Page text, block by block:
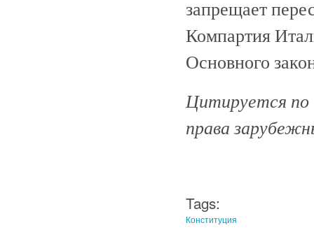
запрещает
Компартия
Основного
Цитируется по
права
Tags:
Конституция